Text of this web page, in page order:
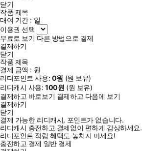
닫기
작품 제목
대여 기간 : 일
이용권 선택
무료로 보기 다른 방법으로 결제
결제하기
닫기
작품 제목
결제 금액 : 원
리디포인트 사용: 0원 (원 보유)
리디캐시 사용:100원 (원 보유)
결제하고 바로보기 결제하고 다음에 보기
결제하기
닫기
결제 가능한 리디캐시, 포인트가 없습니다.
리디캐시 충전하고 결제없이 편하게 감상하세요.
리디포인트 적립 혜택도 놓치지 마세요!
충전하고 결제 일반 결제